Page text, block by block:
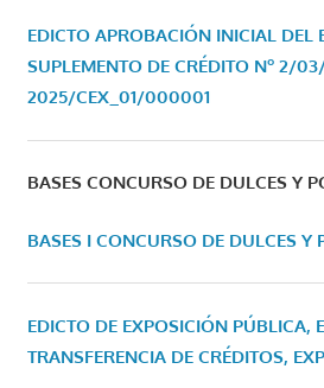
EDICTO APROBACIÓN INICIAL DEL
SUPLEMENTO DE CRÉDITO Nº 2/
2025/CEX_01/000001
BASES CONCURSO DE DULCES Y
BASES I CONCURSO DE DULCES Y
EDICTO DE EXPOSICIÓN PÚBLICA,
TRANSFERENCIA DE CRÉDITOS,